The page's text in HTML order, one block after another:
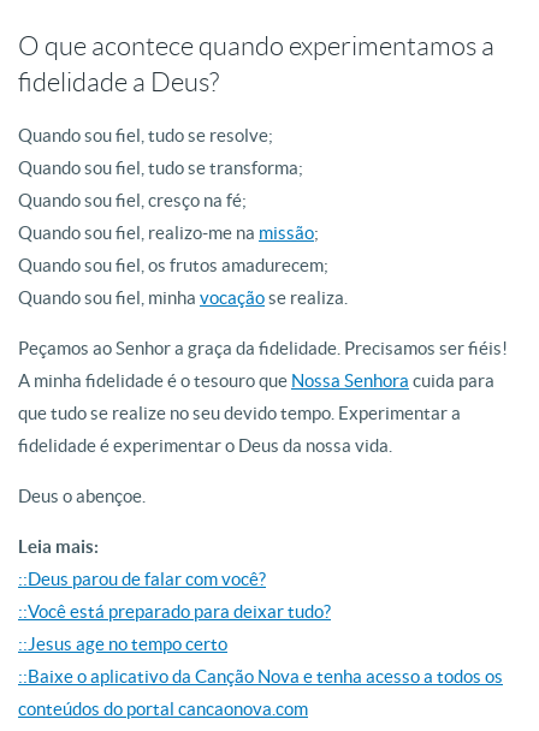
O que acontece quando experimentamos a
fidelidade a Deus?
Quando sou fiel, tudo se resolve;
Quando sou fiel, tudo se transforma;
Quando sou fiel, cresço na fé;
Quando sou fiel, realizo-me na missão;
Quando sou fiel, os frutos amadurecem;
Quando sou fiel, minha vocaçãose realiza.
Peçamos ao Senhor a graça da fidelidade. Precisamos ser fiéis!
A minha fidelidade é o tesouro que Nossa Senhora cuida para
que tudo se realize no seu devido tempo. Experimentar a
fidelidade é experimentar o Deus da nossa vida.
Deus o abençoe.
Leia mais:
::Deus parou de falar com você?
::Você está preparado para deixar tudo?
::Jesus age no tempo certo
::Baixe o aplicativo da Canção Nova e tenha acesso a todos os
conteúdos do portal cancaonova.com